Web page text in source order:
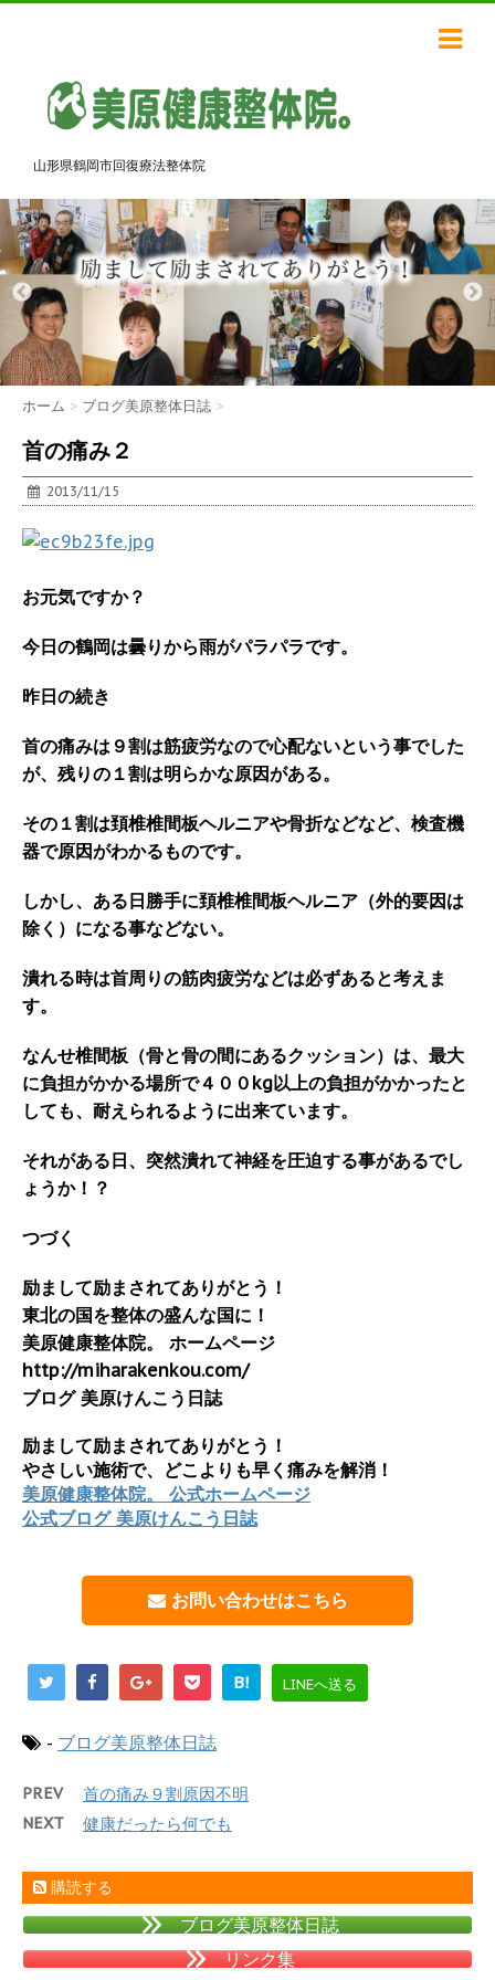
山形県鶴岡市回復療法整体院
ホーム > ブログ美原整体日誌 >
首の痛み２
2013/11/15
お元気ですか？
今日の鶴岡は曇りから雨がパラパラです。
昨日の続き
首の痛みは９割は筋疲労なので心配ないという事でした
が、残りの１割は明らかな原因がある。
その１割は頚椎椎間板ヘルニアや骨折などなど、検査機
器で原因がわかるものです。
しかし、ある日勝手に頚椎椎間板ヘルニア（外的要因は
除く）になる事などない。
潰れる時は首周りの筋肉疲労などは必ずあると考えま
す。
なんせ椎間板（骨と骨の間にあるクッション）は、最大
に負担がかかる場所で４００kg以上の負担がかかったと
しても、耐えられるように出来ています。
それがある日、突然潰れて神経を圧迫する事があるでし
ょうか！？
つづく
励まして励まされてありがとう！
東北の国を整体の盛んな国に！
美原健康整体院。 ホームページ
http://miharakenkou.com/
ブログ 美原けんこう日誌
励まして励まされてありがとう！
やさしい施術で、どこよりも早く痛みを解消！
美原健康整体院。 公式ホームページ
公式ブログ 美原けんこう日誌
お問い合わせはこちら
B! LINEへ送る
- ブログ美原整体日誌
PREV 首の痛み９割原因不明
NEXT 健康だったら何でも
購読する
ブログ美原整体日誌
リンク集